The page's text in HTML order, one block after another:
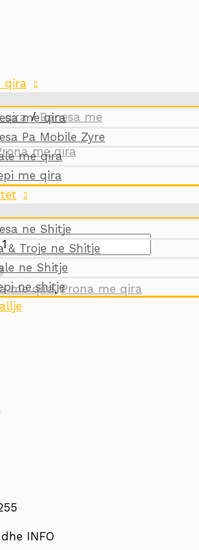
qira
me qira
Pa Mobile Zyre
me qira
me qira
ne Shitje
& Troje ne Shitje
ne Shitje
ne shitje
qira/Banesa me
me qira
me qira,Prona me qira
INFO